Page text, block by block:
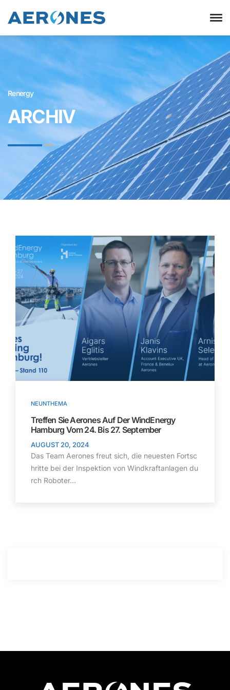
Renergy
ARCHIV
NEUNTHEMA
Treffen Sie Aerones Auf Der WindEnergy
Hamburg Vom 24. Bis 27. September
AUGUST 20, 2024
Das Team Aerones freut sich, die neuesten Fortsc
hritte bei der Inspektion von Windkraftanlagen du
rch Roboter...